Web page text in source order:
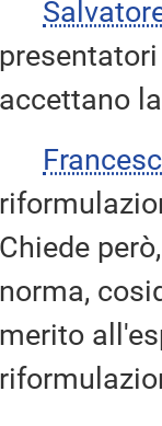
accettano
Chiede
norma,
merito